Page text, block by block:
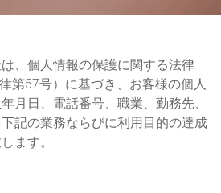
、個人情報の保護に関する法律
第57号）に基づき、お客様の個人
月日、電話番号、職業、勤務先、
記の業務ならびに利用目的の達成
ます。